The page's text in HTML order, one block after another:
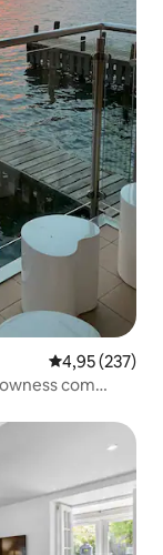
4,95 de uma
4,95 (237)
com